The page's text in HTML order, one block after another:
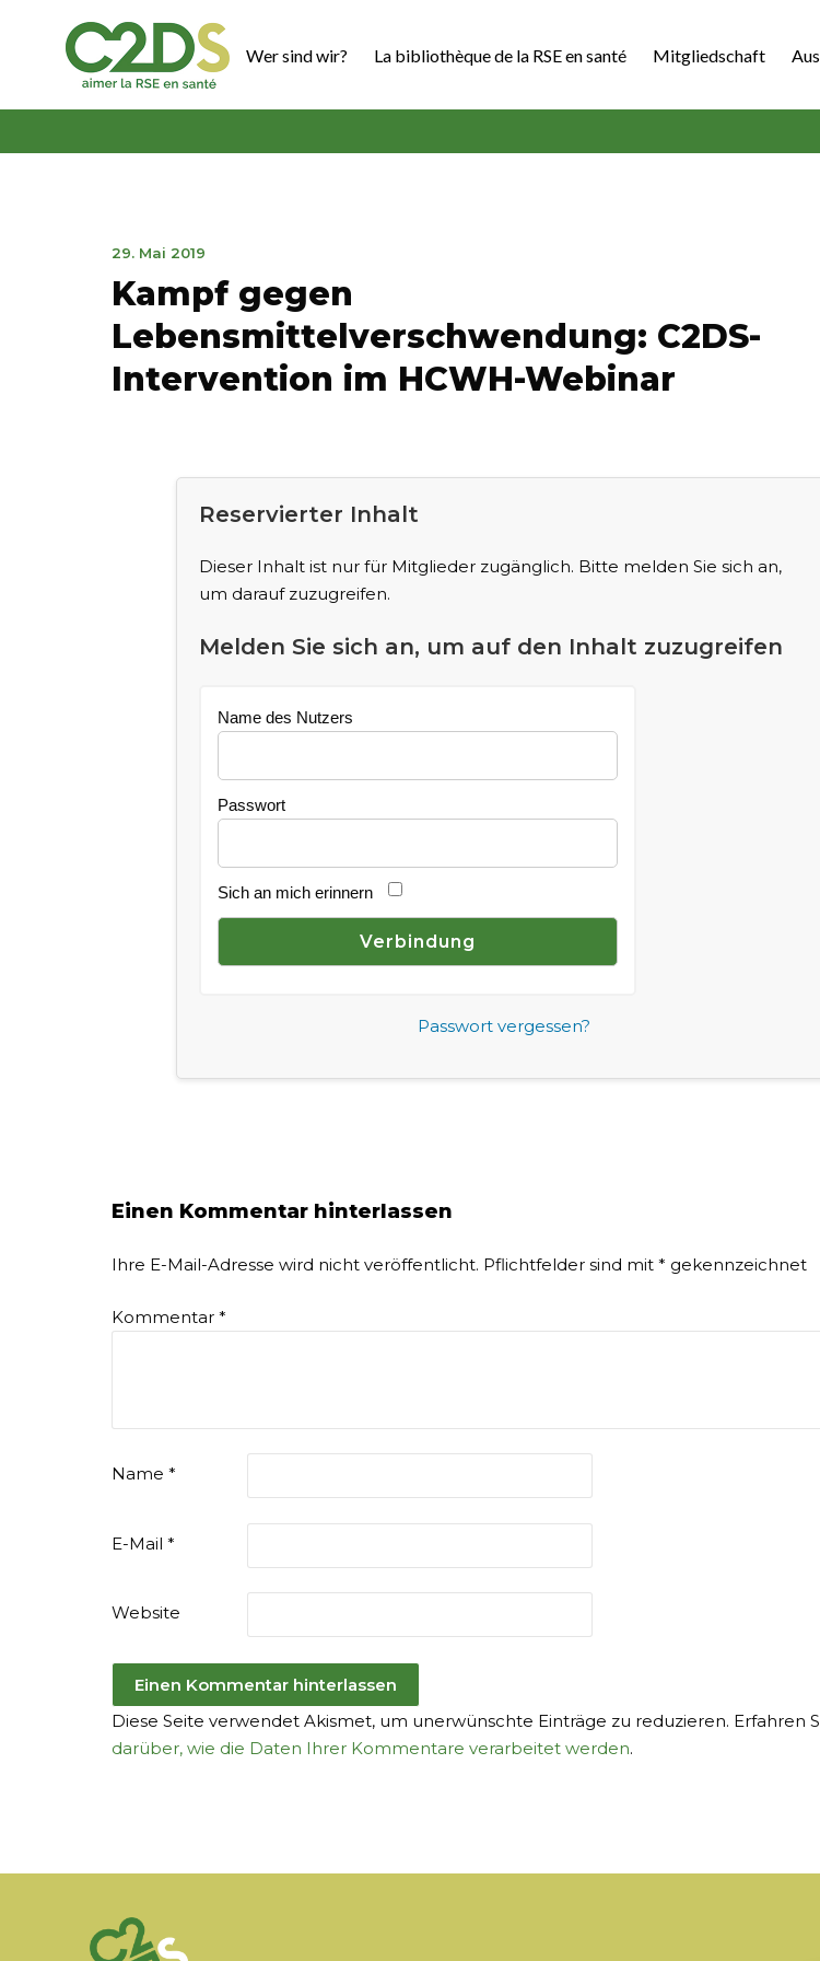
springen
Wer sind wir? La bibliothèque de la RSE en santé Mitgliedschaft
29. Mai 2019
2019
Kampf gegen
Lebensmittelverschwendung: C2DS-
Intervention im HCWH-Webinar
Reservierter Inhalt
Dieser Inhalt ist nur für Mitglieder zugänglich. Bitte melden Sie sich an,
um darauf zuzugreifen.
Melden Sie sich an, um auf den Inhalt zuzugreifen
Name des Nutzers
Passwort
Sich an mich erinnern
Passwort vergessen?
Einen Kommentar hinterlassen
Ihre E-Mail-Adresse wird nicht veröffentlicht. Pflichtfelder sind mit * gekennzeichnet
Kommentar *
Name *
E-Mail *
Website
Diese Seite verwendet Akismet, um unerwünschte Einträge zu reduzieren. Erfahren
darüber, wie die Daten Ihrer Kommentare verarbeitet werden.